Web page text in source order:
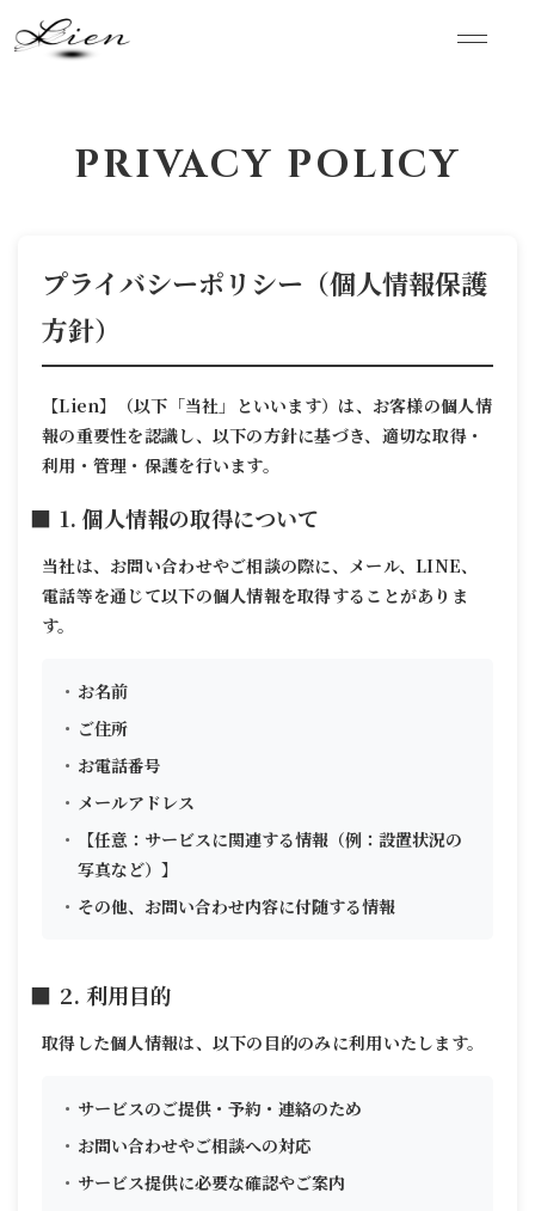
PRIVACY POLICY
プライバシーポリシー（個人情報保護
方針）
【Lien】（以下「当社」といいます）は、お客様の個人情
報の重要性を認識し、以下の方針に基づき、適切な取得・
利用・管理・保護を行います。
1. 個人情報の取得について
当社は、お問い合わせやご相談の際に、メール、LINE、
電話等を通じて以下の個人情報を取得することがありま
す。
お名前
ご住所
お電話番号
メールアドレス
【任意：サービスに関連する情報（例：設置状況の
写真など）】
その他、お問い合わせ内容に付随する情報
2. 利用目的
取得した個人情報は、以下の目的のみに利用いたします。
サービスのご提供・予約・連絡のため
お問い合わせやご相談への対応
サービス提供に必要な確認やご案内